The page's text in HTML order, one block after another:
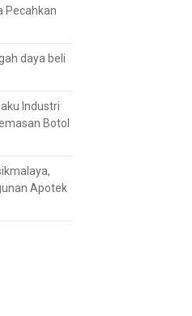
Pecahkan
daya beli
Industri
Botol
Apotek